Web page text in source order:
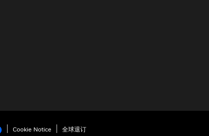
Cookie Notice 全球退订